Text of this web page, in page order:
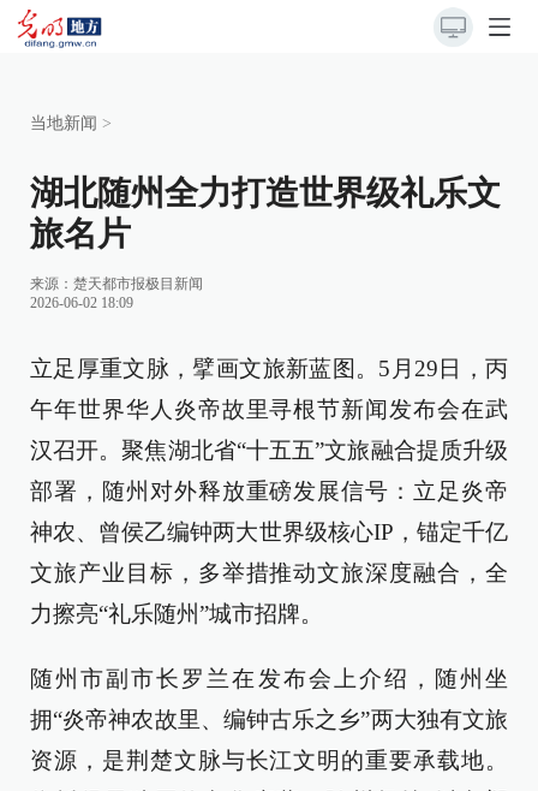
当地新闻 >
湖北随州全力打造世界级礼乐文
旅名片
来源： 楚天都市报极目新闻
2026-06-02 18:09
立足厚重文脉，擘画文旅新蓝图。5月29日，丙
午年世界华人炎帝故里寻根节新闻发布会在武
汉召开。聚焦湖北省“十五五”文旅融合提质升级
部署，随州对外释放重磅发展信号：立足炎帝
神农、曾侯乙编钟两大世界级核心IP，锚定千亿
文旅产业目标，多举措推动文旅深度融合，全
力擦亮“礼乐随州”城市招牌。
随州市副市长罗兰在发布会上介绍，随州坐
拥“炎帝神农故里、编钟古乐之乡”两大独有文旅
资源，是荆楚文脉与长江文明的重要承载地。